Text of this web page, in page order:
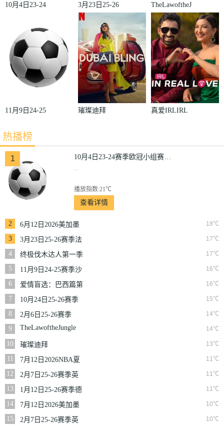
10月4日23-24
赛第2轮那不
勒斯VS皇家
马德里
3月23日25-26
赛季法甲第27
轮雷恩VS梅
斯
TheLawoftheJ
ungle
11月9日24-25
轮利雅得体育
VS利雅得胜
利
璀璨迪拜 真爱IRLIRL
热播榜
1 10月4日23-24赛季欧冠小组赛第2轮那不勒斯VS皇家马德里
...
播放指数:21℃
查看详情
2 18℃
6月12日2026美加墨
世界杯小组赛韩国VS
捷克
3 17℃
3月23日25-26赛季法
甲第27轮雷恩VS梅斯
4 17℃
终极伐木达人第一季
5
16℃
11月9日24-25赛季沙
联第10轮利雅得体育
VS利雅得胜利
6 16℃
爱情盲选：巴西篇第
二季
7 15℃
10月24日25-26赛季
NBA常规赛掘金VS
勇士
8 14℃
2月6日25-26赛季
NBA常规赛篮网VS
9 14℃
TheLawoftheJungle
10 13℃
璀璨迪拜
11
11℃
7月12日2026NBA夏
季联赛尼克斯VS马刺
12 11℃
2月7日25-26赛季英
超第25轮伯恩利VS西
汉姆联
13 11℃
1月12日25-26赛季德
甲第16轮拜仁慕尼黑
VS沃尔夫斯堡
14 10℃
7月12日2026美加墨
世界杯四分之一决赛
挪威VS英格兰
15 10℃
2月7日25-26赛季英